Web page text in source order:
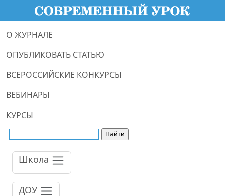
О ЖУРНАЛЕ
ОПУБЛИКОВАТЬ СТАТЬЮ
ВСЕРОССИЙСКИЕ КОНКУРСЫ
ВЕБИНАРЫ
КУРСЫ
Школа
ДОУ